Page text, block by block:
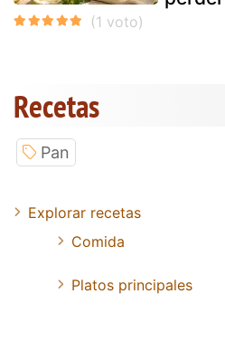
Recetas
Pan
Explorar recetas
Comida
Platos principales